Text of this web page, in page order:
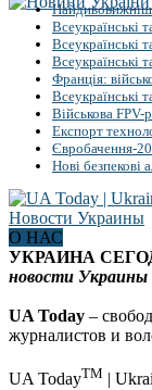
Всеукраїнські
Всеукраїнські
Всеукраїнські
Франція:
Всеукраїнські
Військова FPV-
Експорт
Євробачення-
Нові безпекові
О НАС
УКРАИНА
новости Украины
UA Today –
журналистов и
UA TodayTM |